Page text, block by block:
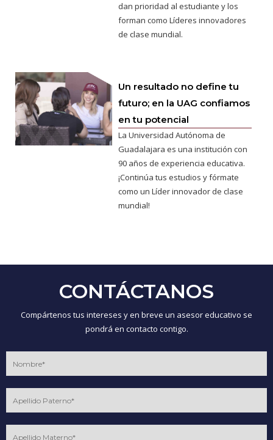
dan prioridad al estudiante y los
forman como Líderes innovadores
de clase mundial.
Un resultado no define tu
futuro; en la UAG confiamos
en tu potencial
La Universidad Autónoma de
Guadalajara es una institución con
90 años de experiencia educativa.
¡Continúa tus estudios y fórmate
como un Líder innovador de clase
mundial!
CONTÁCTANOS
Compártenos tus intereses y en breve un asesor educativo se
pondrá en contacto contigo.